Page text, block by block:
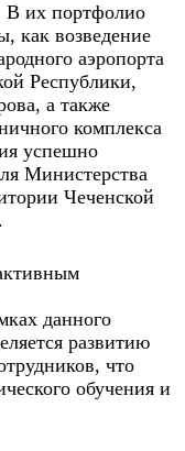
В их портфолио
как возведение
аэропорта
Республики,
а также
комплекса
успешно
Министерства
Чеченской
данного
развитию
что
обучения и